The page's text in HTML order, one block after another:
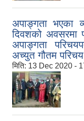
अपाङ्गता भएका
दिवशको अवसरमा
अपाङ्गता
अच्युत गौतम
मिति: 13 Dec 2020 -